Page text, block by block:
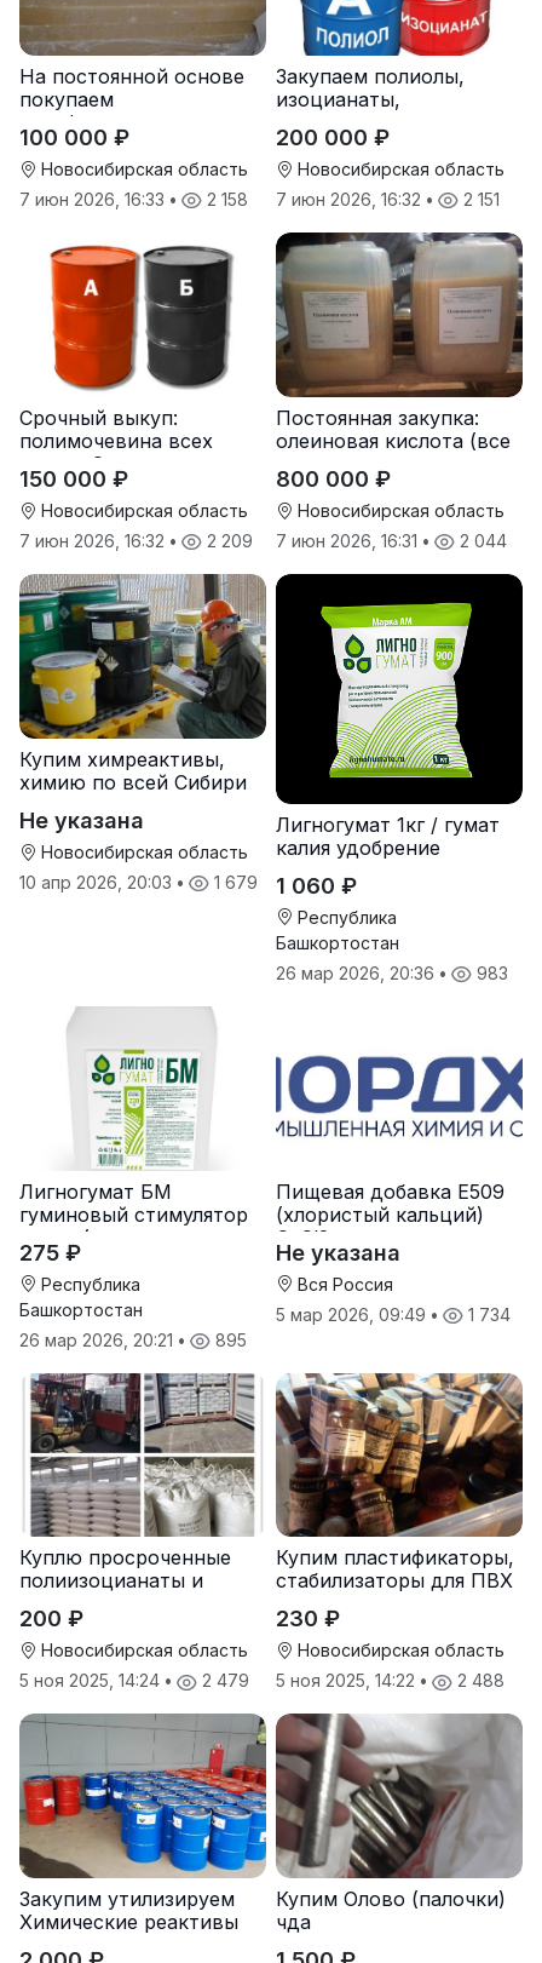
На постоянной основе
покупаем
парафиносодержащие
продукты
100 000 ₽
Новосибирская область
7 июн 2026, 16:33 • 2 158
Закупаем полиолы,
изоцианаты,
пенополиуретана (ППУ)
200 000 ₽
Новосибирская область
7 июн 2026, 16:32 • 2 151
Срочный выкуп:
полимочевина всех
типов, Эластоплан,
Экстраплан
150 000 ₽
Новосибирская область
7 июн 2026, 16:32 • 2 209
Постоянная закупка:
олеиновая кислота (все
просрочка)
800 000 ₽
Новосибирская область
7 июн 2026, 16:31 • 2 044
Купим химреактивы,
химию по всей Сибири
Не указана
Новосибирская область
10 апр 2026, 20:03 • 1 679
Лигногумат 1кг / гумат
калия удобрение
1 060 ₽
Республика
Башкортостан
26 мар 2026, 20:36 • 983
Лигногумат БМ
гуминовый стимулятор
роста (гумат калия с
фульвовыми кислотами)
275 ₽
Республика
Башкортостан
26 мар 2026, 20:21 • 895
Пищевая добавка Е509
(хлористый кальций)
CaCl2
Не указана
Вся Россия
5 мар 2026, 09:49 • 1 734
Куплю просроченные
полиизоцианаты и
200 ₽
Новосибирская область
5 ноя 2025, 14:24 • 2 479
Купим пластификаторы,
стабилизаторы для ПВХ
230 ₽
Новосибирская область
5 ноя 2025, 14:22 • 2 488
Закупим утилизируем
Химические реактивы
Купим Олово (палочки)
чда